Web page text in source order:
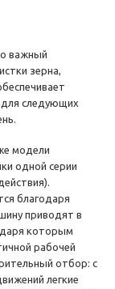
важный
зерна,
следующих
модели
одной серии
благодаря
приводят в
которым
рабочей
отбор: с
легкие